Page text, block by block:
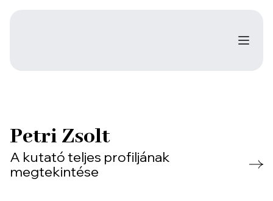
Petri Zsolt
A kutató teljes profiljának
megtekintése